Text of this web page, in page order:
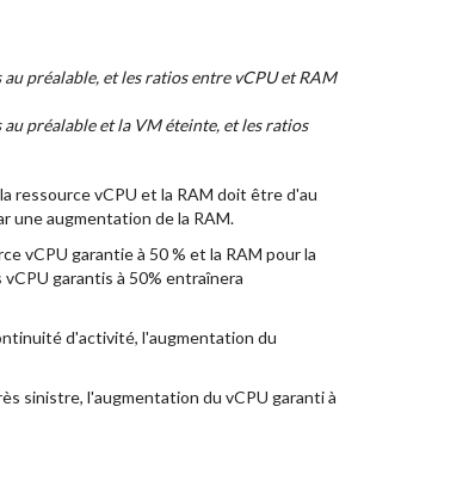
préalable, et les ratios entre vCPU et RAM
préalable et la VM éteinte, et les ratios
ressource vCPU et la RAM doit être d'au
une augmentation de la RAM.
vCPU garantie à 50 % et la RAM pour la
garantis à 50% entraînera
d'activité, l'augmentation du
sinistre, l'augmentation du vCPU garanti à